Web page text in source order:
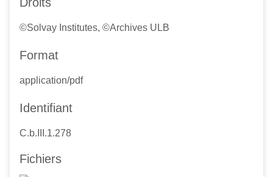
©Solvay Institutes, ©Archives ULB
Format
application/pdf
Identifiant
C.b.III.1.278
Fichiers